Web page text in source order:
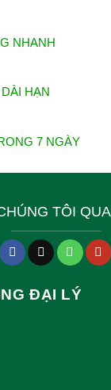
NHANH
HẠN
7 NGÀY
TÔI
ĐẠI LÝ